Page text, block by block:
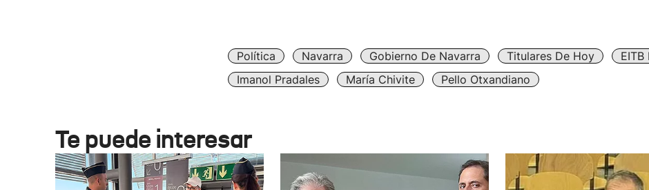
Política Navarra Gobierno De Navarra Titulares De Hoy
EITB
Imanol Pradales
María Chivite Pello Otxandiano
Te puede interesar